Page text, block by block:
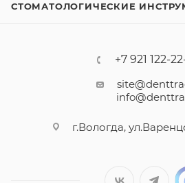
СТОМАТОЛОГИЧЕСКИЕ
+7 921 122-
г.Вологда,